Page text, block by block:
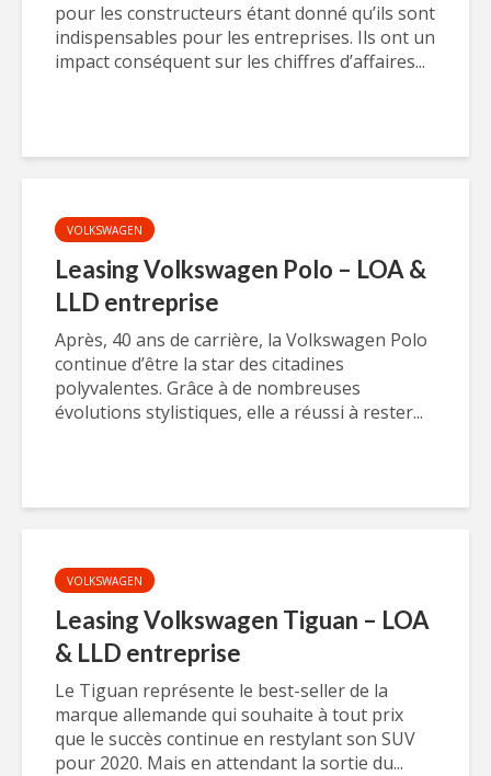
pour les constructeurs étant donné qu’ils sont
indispensables pour les entreprises. Ils ont un
impact conséquent sur les chiffres d’affaires...
VOLKSWAGEN
Leasing Volkswagen Polo – LOA &
LLD entreprise
Après, 40 ans de carrière, la Volkswagen Polo
continue d’être la star des citadines
polyvalentes. Grâce à de nombreuses
évolutions stylistiques, elle a réussi à rester...
VOLKSWAGEN
Leasing Volkswagen Tiguan – LOA
& LLD entreprise
Le Tiguan représente le best-seller de la
marque allemande qui souhaite à tout prix
que le succès continue en restylant son SUV
pour 2020. Mais en attendant la sortie du...